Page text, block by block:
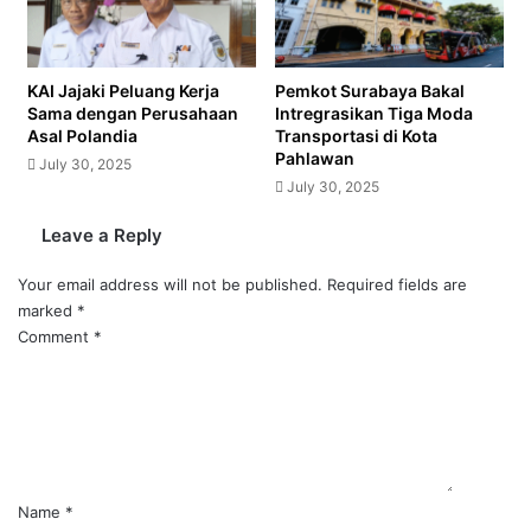
KAI Jajaki Peluang Kerja
Sama dengan Perusahaan
Asal Polandia
July 30, 2025
Pemkot Surabaya Bakal
Intregrasikan Tiga Moda
Transportasi di Kota
Pahlawan
July 30, 2025
Leave a Reply
Your email address will not be published. Required fields are
marked *
Comment *
Name *